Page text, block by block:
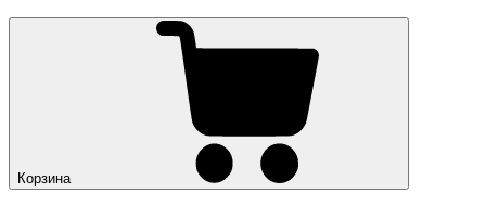
Корзина